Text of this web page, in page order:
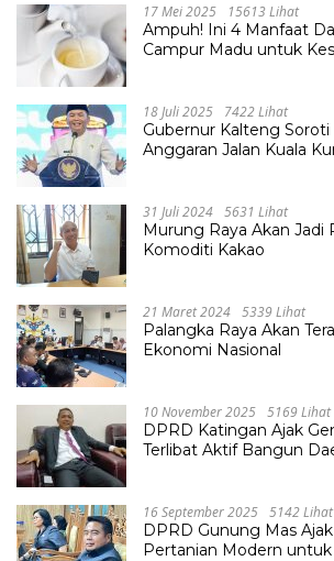
17 Mei 2025 15613 Lihat
Ampuh! Ini 4 Manfaat
Campur Madu untuk
18 Juli 2025 7422 Lihat
Gubernur Kalteng
Anggaran Jalan Kuala
31 Juli 2024 5631 Lihat
Murung Raya Akan Jadi
Komoditi Kakao
21 Maret 2024 5339 Lihat
Palangka Raya Akan
Ekonomi Nasional
10 November 2025 5169 Lihat
DPRD Katingan Ajak
Terlibat Aktif Bangun
16 September 2025 5142 Lihat
DPRD Gunung Mas
Pertanian Modern